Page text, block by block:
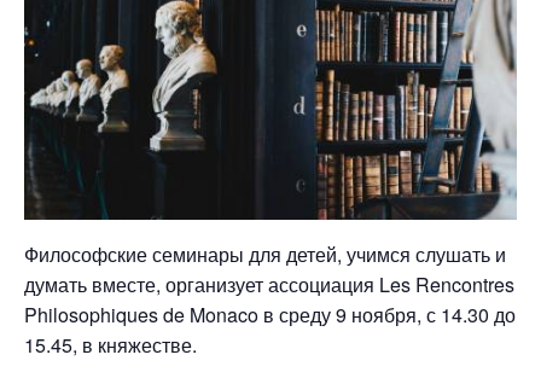
Философские семинары для детей, учимся слушать и
думать вместе, организует ассоциация Les Rencontres
Philosophiques de Monaco в среду 9 ноября, с 14.30 до
15.45, в княжестве.